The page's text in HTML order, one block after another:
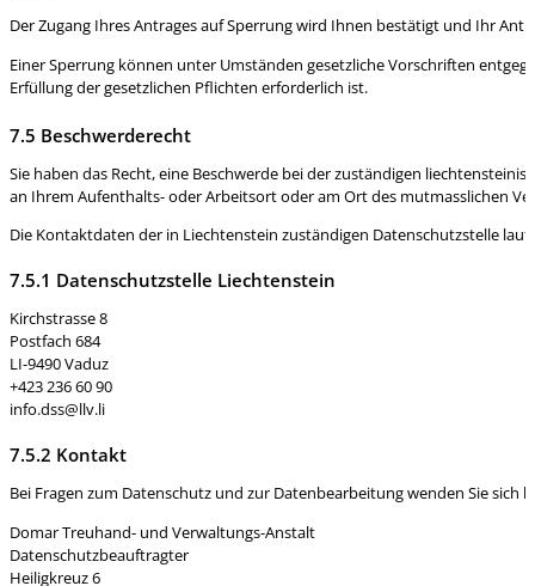
Der Zugang Ihres Antrages auf Sperrung wird Ihnen bestätigt und Ihr
Einer Sperrung können unter Umständen gesetzliche Vorschriften
Erfüllung der gesetzlichen Pflichten erforderlich ist.
7.5 Beschwerderecht
Sie haben das Recht, eine Beschwerde bei der zuständigen
an Ihrem Aufenthalts- oder Arbeitsort oder am Ort des mutmasslichen
Die Kontaktdaten der in Liechtenstein zuständigen Datenschutzstelle
7.5.1 Datenschutzstelle Liechtenstein
Kirchstrasse 8
Postfach 684
LI-9490 Vaduz
+423 236 60 90
info.dss@llv.li
7.5.2 Kontakt
Bei Fragen zum Datenschutz und zur Datenbearbeitung wenden Sie
Domar Treuhand- und Verwaltungs-Anstalt
Datenschutzbeauftragter
Heiligkreuz 6